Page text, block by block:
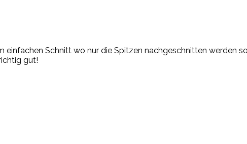
Schnitt wo nur die Spitzen nachgeschnitten werden
gut!